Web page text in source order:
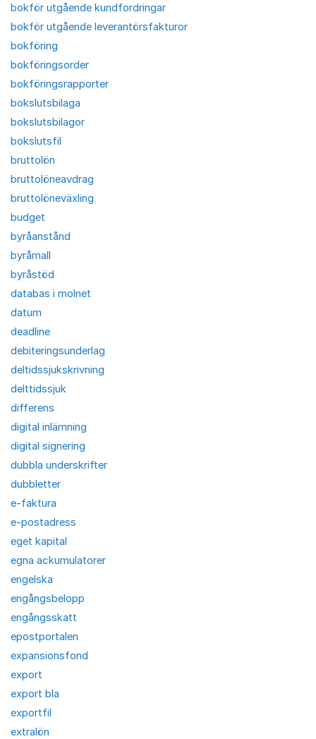
bokför utgående kundfordringar
bokför utgående leverantörsfakturor
bokföring
bokföringsorder
bokföringsrapporter
bokslutsbilaga
bokslutsbilagor
bokslutsfil
bruttolön
bruttolöneavdrag
bruttolöneväxling
budget
byråanstånd
byråmall
byråstöd
databas i molnet
datum
deadline
debiteringsunderlag
deltidssjukskrivning
delttidssjuk
differens
digital inlämning
digital signering
dubbla underskrifter
dubbletter
e-faktura
e-postadress
eget kapital
egna ackumulatorer
engelska
engångsbelopp
engångsskatt
epostportalen
expansionsfond
export
export bla
exportfil
extralön